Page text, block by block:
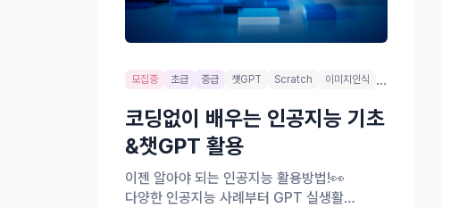
모집중 초급 중급 챗GPT Scratch 이미지인식 ...
코딩없이 배우는 인공지능 기초
&챗GPT 활용
이젠 알아야 되는 인공지능 활용방법!👀
다양한 인공지능 사례부터 GPT 실생활